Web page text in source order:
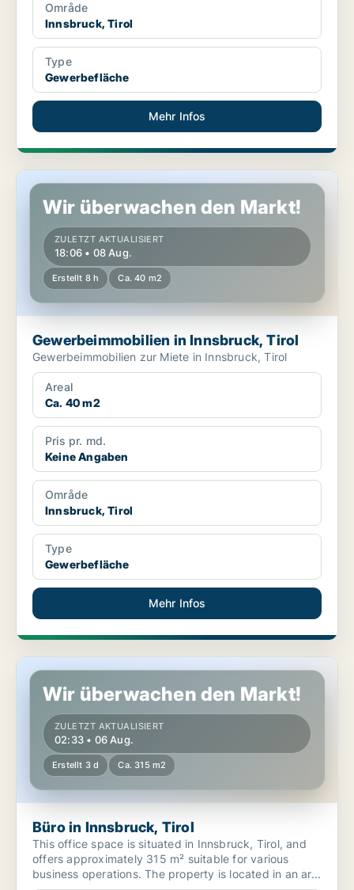
Område
Innsbruck, Tirol
Type
Gewerbefläche
Mehr Infos
Gewerbeimmobilien in Innsbruck, Tirol
Wir überwachen den Markt!
ZULETZT AKTUALISIERT
18:06 • 08 Aug.
Erstellt 8 h Ca. 40 m2
Gewerbeimmobilien in Innsbruck, Tirol
Gewerbeimmobilien zur Miete in Innsbruck, Tirol
Areal
Ca. 40 m2
Pris pr. md.
Keine Angaben
Område
Innsbruck, Tirol
Type
Gewerbefläche
Mehr Infos
Büro in Innsbruck, Tirol
Wir überwachen den Markt!
ZULETZT AKTUALISIERT
02:33 • 06 Aug.
Erstellt 3 d Ca. 315 m2
Büro in Innsbruck, Tirol
This office space is situated in Innsbruck, Tirol, and
offers approximately 315 m² suitable for various
business operations. The property is located in an ar...